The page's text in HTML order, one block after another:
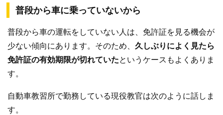
普段から車に乗っていないから
普段から車の運転をしていない人は、免許証を見る機会が
少ない傾向にあります。そのため、 久しぶりによく見たら
免許証の有効期限が切れていたというケースもよくありま
す。
自動車教習所で勤務している現役教官は次のように話しま
す。